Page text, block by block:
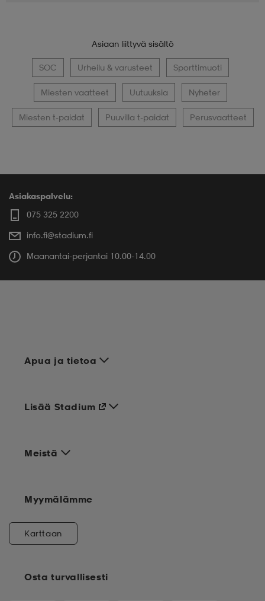
Asiaan liittyvä sisältö
SOC Urheilu & varusteet Sporttimuoti
Miesten vaatteet Uutuuksia Nyheter
Miesten t-paidat Puuvilla t-paidat Perusvaatteet
Asiakaspalvelu:
075 325 2200
info.fi@stadium.fi
Maanantai-perjantai 10.00-14.00
Apua ja tietoa
Meistä
Osta turvallisesti
Lisää Stadium
Myymälämme
Karttaan